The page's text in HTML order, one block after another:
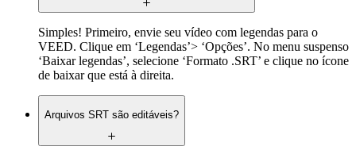
Simples! Primeiro, envie seu vídeo com legendas para o
VEED. Clique em ‘Legendas’> ‘Opções’. No menu suspenso
‘Baixar legendas’, selecione ‘Formato .SRT’ e clique no ícone
de baixar que está à direita.
Arquivos SRT são editáveis?